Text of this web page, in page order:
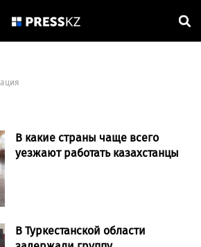
В какие страны чаще всего
уезжают работать казахстанцы
В Туркестанской области